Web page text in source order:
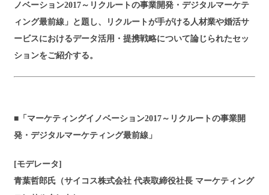
ノベーション2017～リクルートの事業開発・デジタルマーケテ
ィング最前線」と題し、リクルートが手がける人材業や婚活サ
ービスにおけるデータ活用・提携戦略について論じられたセッ
ションをご紹介する。
■「マーケティングイノベーション2017～リクルートの事業開
発・デジタルマーケティング最前線」
[モデレータ]
青葉哲郎氏（サイコス株式会社 代表取締役社長 マーケティング